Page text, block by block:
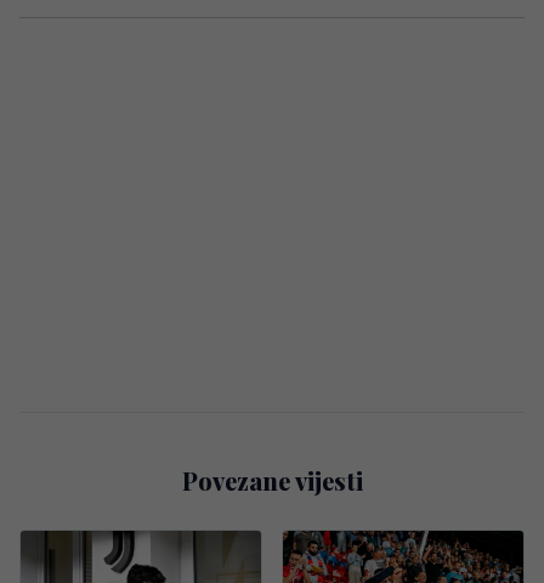
Povezane vijesti